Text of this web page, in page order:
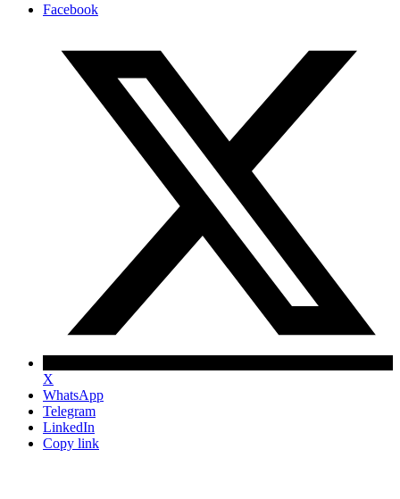
Facebook
X
WhatsApp
Telegram
LinkedIn
Copy link